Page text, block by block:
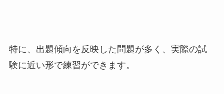
特に、出題傾向を反映した問題が多く、実際の試
験に近い形で練習ができます。